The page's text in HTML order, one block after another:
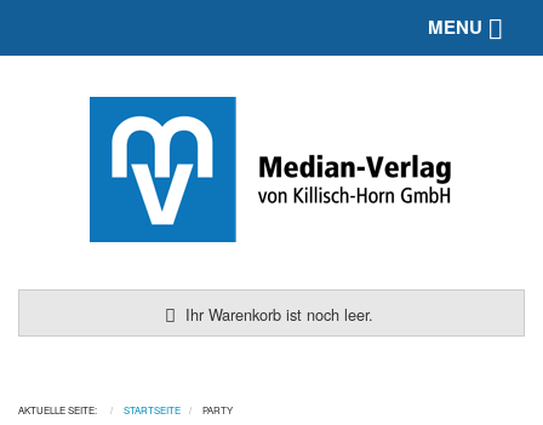
Ihr Warenkorb ist noch leer.
MENU
AKTUELLE SEITE: STARTSEITE PARTY